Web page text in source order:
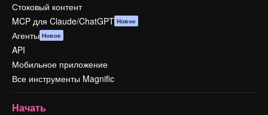
Стоковый контент
MCP для Claude/ChatGPT Новое
Агенты Новое
API
Мобильное приложение
Все инструменты Magnific
Начать